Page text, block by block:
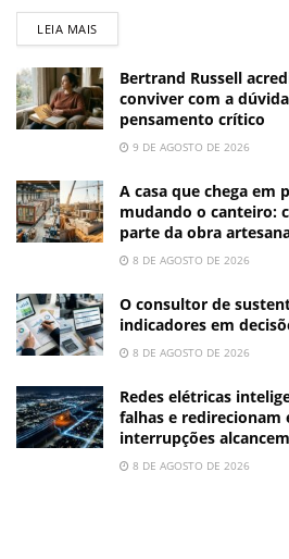
LEIA MAIS
Bertrand Russell
conviver com a
pensamento crítico
9 DE AGOSTO DE 2026
A casa que chega em
mudando o canteiro:
parte da obra
8 DE AGOSTO DE 2026
O consultor de
indicadores em
8 DE AGOSTO DE 2026
Redes elétricas
falhas e redirecionam
interrupções
8 DE AGOSTO DE 2026